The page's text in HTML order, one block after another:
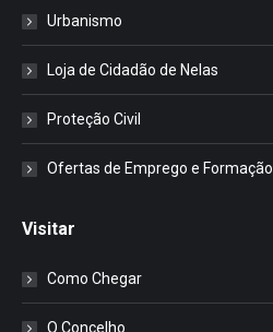
Urbanismo
Loja de Cidadão de Nelas
Proteção Civil
Ofertas de Emprego e Formação
Visitar
Como Chegar
O Concelho